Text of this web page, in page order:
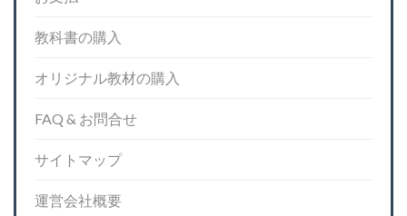
教科書の購入
オリジナル教材の購入
FAQ & お問合せ
サイトマップ
運営会社概要